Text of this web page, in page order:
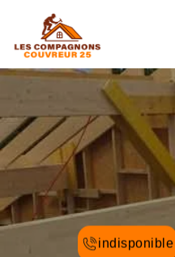
indisponible